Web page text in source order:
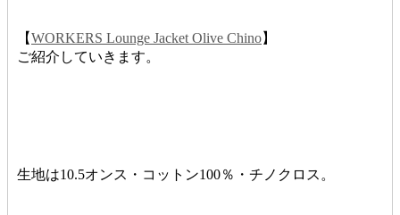
【WORKERS Lounge Jacket Olive Chino】
ご紹介していきます。
生地は10.5オンス・コットン100％・チノクロス。